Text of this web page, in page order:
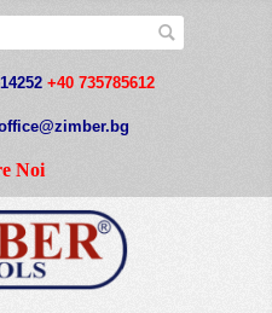
+40 735785612
Noi